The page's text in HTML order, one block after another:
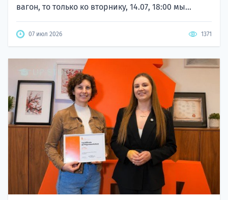
вагон, то только ко вторнику, 14.07, 18:00 мы...
07 июл 2026 1371